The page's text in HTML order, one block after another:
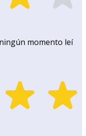
momento leí